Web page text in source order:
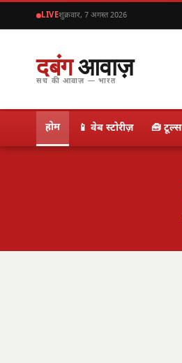
LIVEशुक्रवार, 7 अगस्त 2026
दबंगआवाज़
सच की आवाज़ — भारत
होम 📱 वेब स्टोरीज़ 🧰 टूल्स